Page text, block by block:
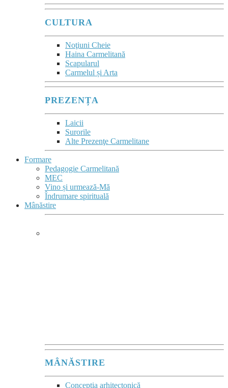
CULTURA
Noţiuni Cheie
Haina Carmelitană
Scapularul
Carmelul și Arta
PREZENȚA
Laicii
Surorile
Alte Prezenţe Carmelitane
Formare
Pedagogie Carmelitană
MEC
Vino și urmează-Mă
Îndrumare spirituală
Mânăstire
MÂNĂSTIRE
Concepția arhitectonică